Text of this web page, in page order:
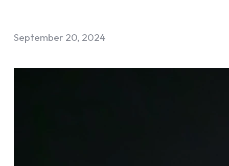
September 20, 2024